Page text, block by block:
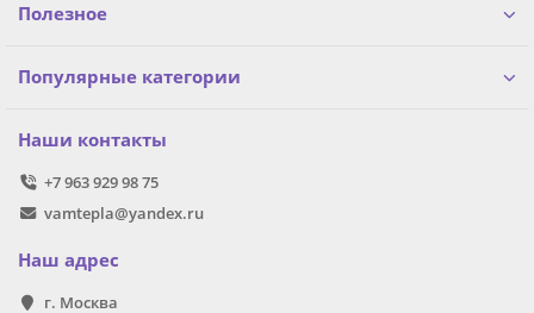
Полезное
Популярные категории
Наши контакты
+7 963 929 98 75
vamtepla@yandex.ru
Наш адрес
г. Москва